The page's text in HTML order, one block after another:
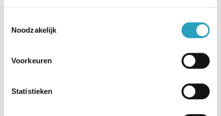
Noodzakelijk
Voorkeuren
Statistieken
jij een opleiding gevolgd richting palliatieve
zorg of vind je het leuk om deze in de toekomst
wisselende diensten (waaronder ook de nacht),
reageer dan op onze andere vacature voor ons